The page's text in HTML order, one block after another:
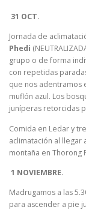
31 OCT.
Jornada de
Phedi
grupo o de forma
con repetidas
que nos adentramos
muflón azul. Los
juníperas retorcidas
Comida en Ledar y
aclimatación al llegar
montaña en Thorong
1 NOVIEMBRE.
Madrugamos a las
para ascender a pie